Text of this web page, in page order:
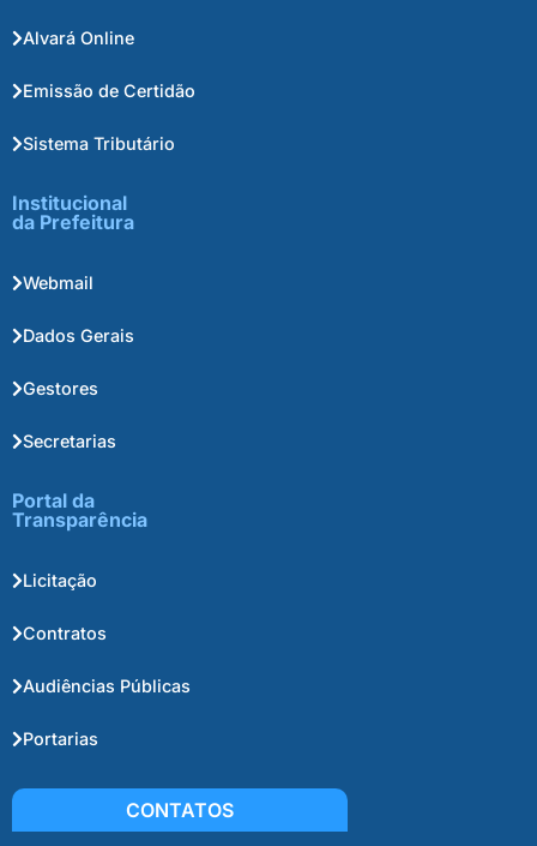
Alvará Online
Emissão de Certidão
Sistema Tributário
Institucional
da Prefeitura
Webmail
Dados Gerais
Gestores
Secretarias
Portal da
Transparência
Licitação
Contratos
Audiências Públicas
Portarias
CONTATOS